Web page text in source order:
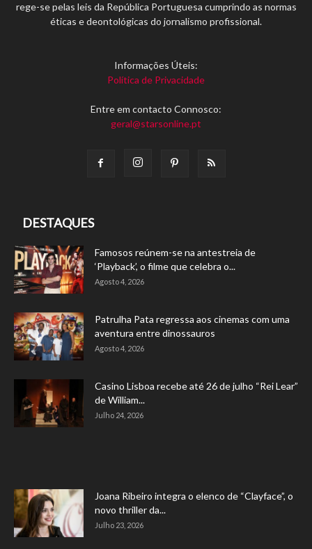
rege-se pelas leis da República Portuguesa cumprindo as normas
éticas e deontológicas do jornalismo profissional.
Informações Úteis:
Política de Privacidade
Entre em contacto Connosco:
geral@starsonline.pt
DESTAQUES
Famosos reúnem-se na antestreia de
‘Playback’, o filme que celebra o...
Agosto 4, 2026
Patrulha Pata regressa aos cinemas com uma
aventura entre dinossauros
Agosto 4, 2026
Casino Lisboa recebe até 26 de julho “Rei Lear”
de William...
Julho 24, 2026
Joana Ribeiro integra o elenco de “Clayface”, o
novo thriller da...
Julho 23, 2026